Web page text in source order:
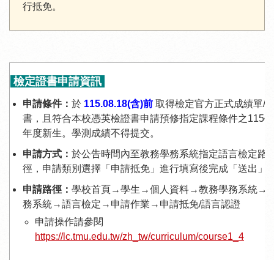
行抵免。
檢定證書申請資訊
申請條件： 於 115.08.18(含)前 取得檢定官方正式成績單/
書，且符合本校憑英檢證書申請預修指定課程條件之115學
年度新生。學測成績不得提交。
申請方式： 於公告時間內至教務學務系統指定語言檢定路
徑，申請類別選擇「申請抵免」進行填寫後完成「送出」
申請路徑： 學校首頁→學生→個人資料→教務學務系統→
務系統→語言檢定→申請作業→申請抵免/語言認證
申請操作請參閱
https://lc.tmu.edu.tw/zh_tw/curriculum/course1_4